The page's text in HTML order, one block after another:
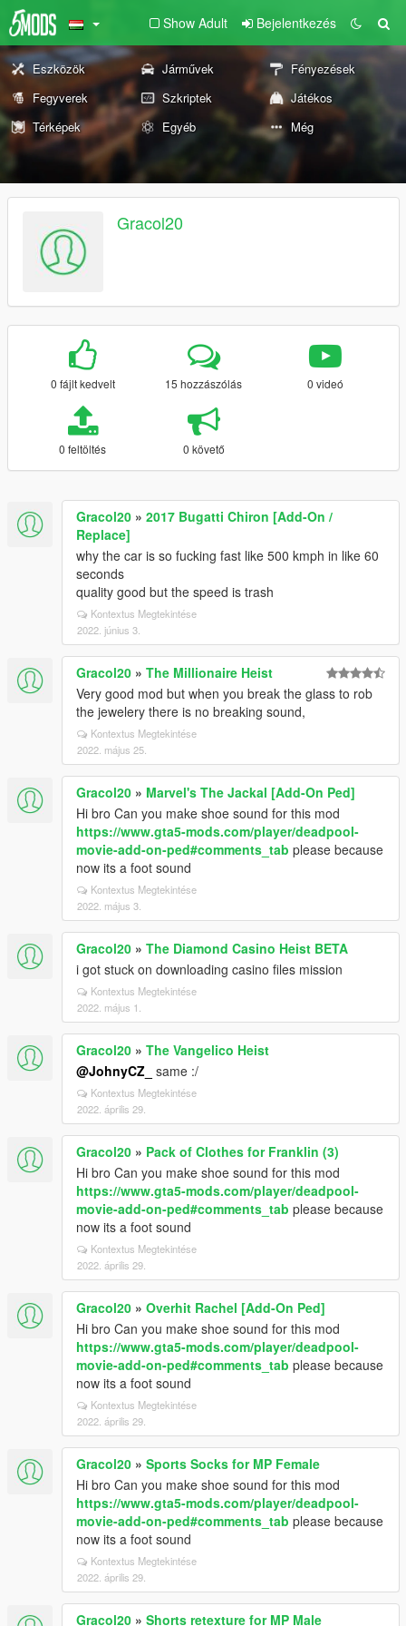
Show Adult Bejelentkezés
Eszközök Járművek
Fényezések
Fegyverek
Szkriptek
Játékos
Térképek
Egyéb Még
Gracol20
0 fájlt kedvelt 15 hozzászólás 0 videó
0 feltöltés 0 követő
Gracol20 » 2017 Bugatti Chiron [Add-On /
Replace]
why the car is so fucking fast like 500 kmph in like 60
seconds
quality good but the speed is trash
Kontextus Megtekintése
2022. június 3.
Gracol20 » The Millionaire Heist
Very good mod but when you break the glass to rob
the jewelery there is no breaking sound,
Kontextus Megtekintése
2022. május 25.
Gracol20 » Marvel's The Jackal [Add-On Ped]
Hi bro Can you make shoe sound for this mod
https://www.gta5-mods.com/player/deadpool-
movie-add-on-ped#comments_tab please because
now its a foot sound
Kontextus Megtekintése
2022. május 3.
Gracol20 » The Diamond Casino Heist BETA
i got stuck on downloading casino files mission
Kontextus Megtekintése
2022. május 1.
Gracol20 » The Vangelico Heist
@JohnyCZ_
same :/
Kontextus Megtekintése
2022. április 29.
Gracol20 » Pack of Clothes for Franklin (3)
Hi bro Can you make shoe sound for this mod
https://www.gta5-mods.com/player/deadpool-
movie-add-on-ped#comments_tab please because
now its a foot sound
Kontextus Megtekintése
2022. április 29.
Gracol20 » Overhit Rachel [Add-On Ped]
Hi bro Can you make shoe sound for this mod
https://www.gta5-mods.com/player/deadpool-
movie-add-on-ped#comments_tab please because
now its a foot sound
Kontextus Megtekintése
2022. április 29.
Gracol20 » Sports Socks for MP Female
Hi bro Can you make shoe sound for this mod
https://www.gta5-mods.com/player/deadpool-
movie-add-on-ped#comments_tab please because
now its a foot sound
Kontextus Megtekintése
2022. április 29.
Gracol20 » Shorts retexture for MP Male